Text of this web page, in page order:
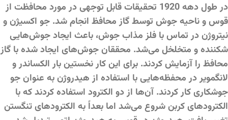
در طول دهه 1920 تحقیقات قابل توجهی در مورد محافظت از
قوس و ناحیه جوش توسط گاز محافظ انجام شد. جو اکسیژن و
نیتروژن در تماس با فلز مذاب جوش، باعث ایجاد جوش‌هایی
شکننده و متخلخل می‌شد. محققان جوش‌های ایجاد شده با گاز
محافظ را آزمایش کردند. برای این کار نخستین بار الکساندر و
لانگمویر در محفظه‌هایی با استفاده از هیدروژن به عنوان جو
جوشکاری کار کردند. آن‌ها از دو الکترود استفاده کردند که با
الکترودهای کربن شروع می‌شد اما بعداً به الکترودهای تنگستن